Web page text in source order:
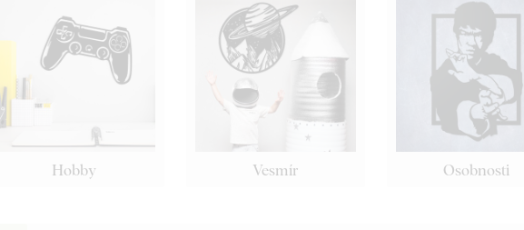
Hobby Vesmír Osobnosti